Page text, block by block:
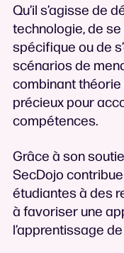
Qu’il s’agisse de
technologie, de
spécifique ou de
scénarios de
combinant
précieux pour
compétences.
Grâce à son
SecDojo
étudiantes à des
à favoriser une
l’apprentissage